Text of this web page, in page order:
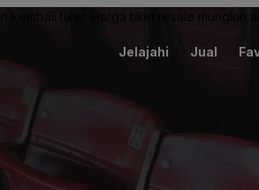
tiket. Harga tiket resale mungkin
Jelajahi Jual